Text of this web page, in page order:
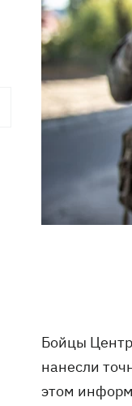
Бойцы
нанесли
этом